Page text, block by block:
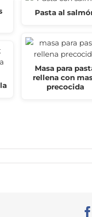
Pasta al
Masa para
rellena con
precocida